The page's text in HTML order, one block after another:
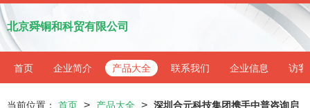
北京舜铜和科贸有限公司
首页 企业简介 产品大全 联系我们 企业信息 访客
当前位置： 首页 > 产品大全 > 深圳合元科技集团携手中普咨询启